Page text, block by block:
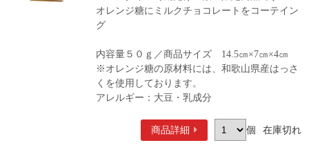
オレンジ糖にミルクチョコレートをコーテイン
グ
内容量５０ｇ／商品サイズ 14.5㎝×7㎝×4㎝
※オレンジ糖の原材料には、和歌山県産はっさ
くを使用しております。
アレルギー：大豆・乳成分
商品詳細 個 在庫切れ